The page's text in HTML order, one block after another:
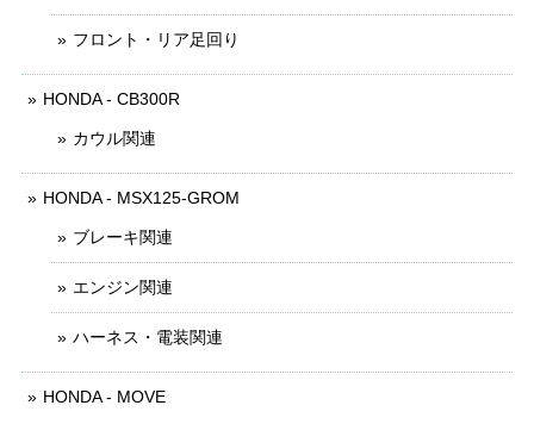
フロント・リア足回り
HONDA - CB300R
カウル関連
HONDA - MSX125-GROM
ブレーキ関連
エンジン関連
ハーネス・電装関連
HONDA - MOVE